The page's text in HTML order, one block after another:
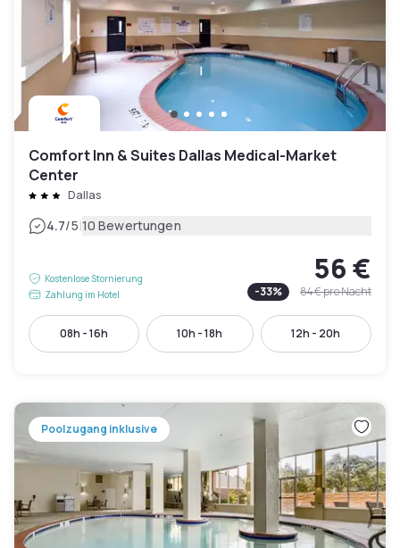
Comfort Inn & Suites Dallas Medical-Market
Center
Dallas
4.7/5|10 Bewertungen
Kostenlose Stornierung
Zahlung im Hotel
56 €
-33% 84 €pro Nacht
08h - 16h 10h - 18h 12h - 20h
Poolzugang inklusive